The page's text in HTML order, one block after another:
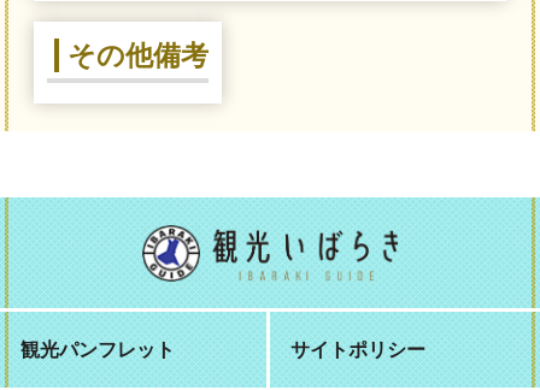
その他備考
観光パンフレット サイトポリシー